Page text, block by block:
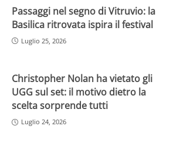
Passaggi nel segno di Vitruvio: la
Basilica ritrovata ispira il festival
Luglio 25, 2026
Christopher Nolan ha vietato gli
UGG sul set: il motivo dietro la
scelta sorprende tutti
Luglio 24, 2026